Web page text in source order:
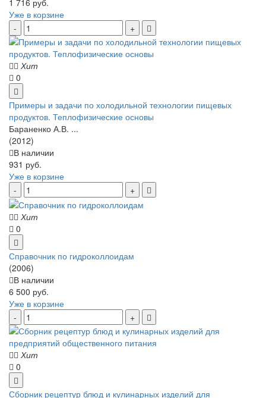
Уже в корзине
Хит
0
Примеры и задачи по холодильной технологии пищевых
продуктов. Теплофизические основы
Бараненко А.В. ...
(2012)
В наличии
931 руб.
Уже в корзине
Хит
0
Справочник по гидроколлоидам
(2006)
В наличии
6 500 руб.
Уже в корзине
Хит
0
Сборник рецептур блюд и кулинарных изделий для